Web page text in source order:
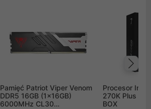
Pamięć Patriot Viper Venom
DDR5 16GB (1x16GB)
6000MHz CL30
Procesor Intel
270K Plus
BOX